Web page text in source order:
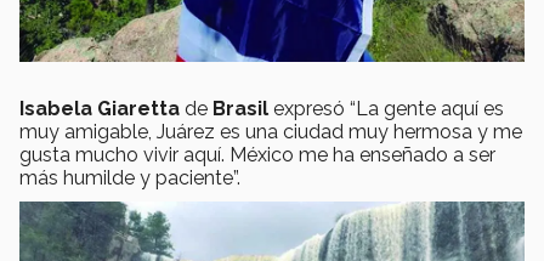
Isabela Giaretta de Brasil expresó “La gente aquí es
muy amigable, Juárez es una ciudad muy hermosa y me
gusta mucho vivir aquí. México me ha enseñado a ser
más humilde y paciente”.